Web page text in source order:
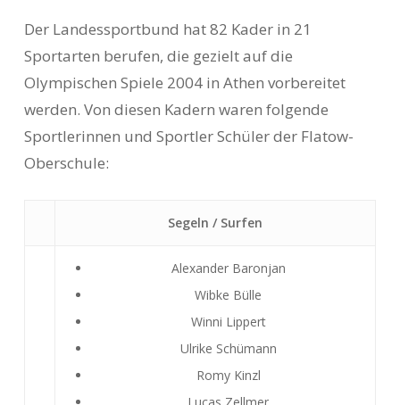
Der Landessportbund hat 82 Kader in 21
Sportarten berufen, die gezielt auf die
Olympischen Spiele 2004 in Athen vorbereitet
werden. Von diesen Kadern waren folgende
Sportlerinnen und Sportler Schüler der Flatow-
Oberschule:
Segeln / Surfen
Alexander Baronjan
Wibke Bülle
Winni Lippert
Ulrike Schümann
Romy Kinzl
Lucas Zellmer